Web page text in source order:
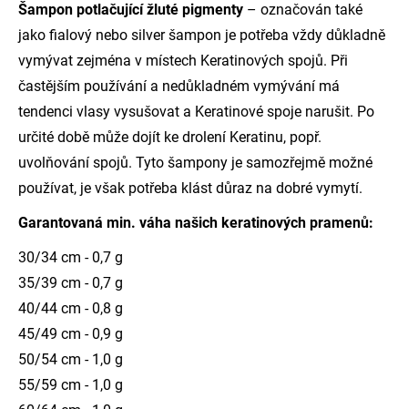
Šampon potlačující žluté pigmenty – označován také
jako fialový nebo silver šampon je potřeba vždy důkladně
vymývat zejména v místech Keratinových spojů. Při
častějším používání a nedůkladném vymývání má
tendenci vlasy vysušovat a Keratinové spoje narušit. Po
určité době může dojít ke drolení Keratinu, popř.
uvolňování spojů. Tyto šampony je samozřejmě možné
používat, je však potřeba klást důraz na dobré vymytí.
Garantovaná min. váha našich keratinových pramenů:
30/34 cm - 0,7 g
35/39 cm - 0,7 g
40/44 cm - 0,8 g
45/49 cm - 0,9 g
50/54 cm - 1,0 g
55/59 cm - 1,0 g